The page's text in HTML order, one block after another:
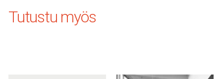
Tutustu myös